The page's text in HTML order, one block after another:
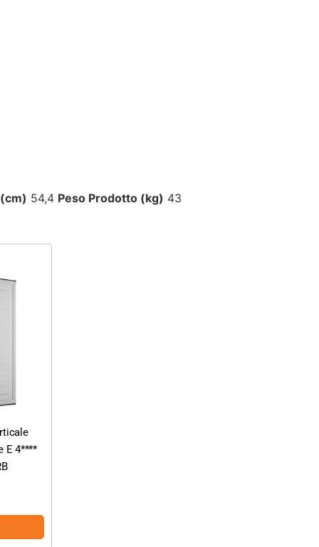
54,4 Peso Prodotto (kg) 43
E 4****